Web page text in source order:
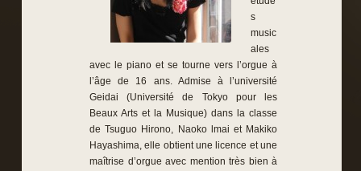
s
music
ales
avec le piano et se tourne vers l’orgue à
l’âge de 16 ans. Admise à l’université
Geidai (Université de Tokyo pour les
Beaux Arts et la Musique) dans la classe
de Tsuguo Hirono, Naoko lmai et Makiko
Hayashima, elle obtient une licence et une
maîtrise d’orgue avec mention très bien à